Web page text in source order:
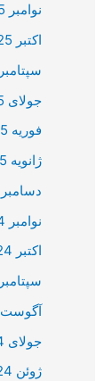
نوامبر 2025
اکتبر 2025
سپتامبر 2025
جولای 2025
فوریه 2025
ژانویه 2025
دسامبر 2024
نوامبر 2024
اکتبر 2024
سپتامبر 2024
آگوست 2024
جولای 2024
ژوئن 2024